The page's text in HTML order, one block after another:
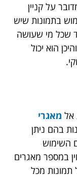
על קניין
בתמונות שיש
שכל מי שעושה
הוא יכול
אל מאגרי
בהם ניתן
השימוש
במספר מאגרים
תמונות מכל